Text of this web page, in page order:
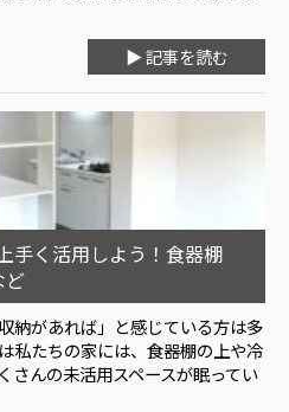
▶ 記事を読む
手く活用しよう！食器棚
ど
納があれば」と感じている方は多
私たちの家には、食器棚の上や冷
さんの未活用スペースが眠ってい